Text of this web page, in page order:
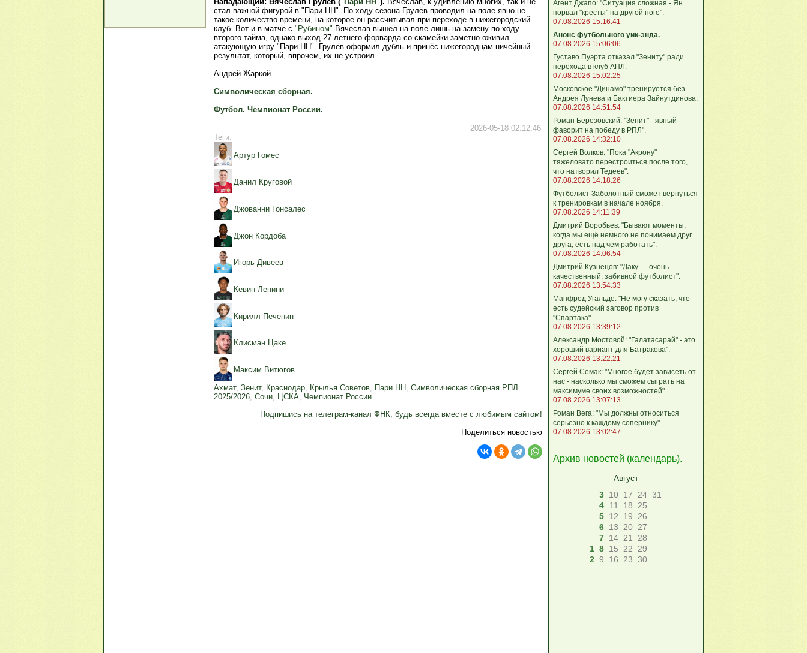
стал важной фигурой в "Пари НН". По ходу сезона Грулёв проводил на поле явно не
такое количество времени, на которое он рассчитывал при переходе в нижегородский
клуб. Вот и в матче с "Рубином" Вячеслав вышел на поле лишь на замену по ходу
второго тайма, однако выход 27-летнего форварда со скамейки заметно оживил
атакующую игру "Пари НН". Грулёв оформил дубль и принёс нижегородцам ничейный
результат, который, впрочем, их не устроил.
Андрей Жаркой.
Символическая сборная.
Футбол. Чемпионат России.
2026-05-18 02:12:46
Теги:
Артур Гомес
Данил Круговой
Джованни Гонсалес
Джон Кордоба
Игорь Дивеев
Кевин Ленини
Кирилл Печенин
Клисман Цаке
Максим Витюгов
Ахмат, Зенит, Краснодар, Крылья Советов, Пари НН , Символическая сборная РПЛ
2025/2026, Сочи, ЦСКА, Чемпионат России
Подпишись на телеграм-канал ФНК, будь всегда вместе с любимым сайтом!
Поделиться новостью
Агент Джапо: "Ситуация сложная - Ян
порвал "кресты" на другой ноге".
07.08.2026 15:16:41
Анонс футбольного уик-энда.
07.08.2026 15:06:06
Густаво Пуэрта отказал "Зениту" ради
перехода в клуб АПЛ.
07.08.2026 15:02:25
Московское "Динамо" тренируется без
Андрея Лунева и Бактиера Зайнутдинова.
07.08.2026 14:51:54
Роман Березовский: "Зенит" - явный
фаворит на победу в РПЛ".
07.08.2026 14:32:10
Сергей Волков: "Пока "Акрону"
тяжеловато перестроиться после того,
что натворил Тедеев".
07.08.2026 14:18:26
Футболист Заболотный сможет вернуться
к тренировкам в начале ноября.
07.08.2026 14:11:39
Дмитрий Воробьев: "Бывают моменты,
когда мы ещё немного не понимаем друг
друга, есть над чем работать".
07.08.2026 14:06:54
Дмитрий Кузнецов: "Даку — очень
качественный, забивной футболист".
07.08.2026 13:54:33
Манфред Угальде: "Не могу сказать, что
есть судейский заговор против
"Спартака".
07.08.2026 13:39:12
Александр Мостовой: "Галатасарай" - это
хороший вариант для Батракова".
07.08.2026 13:22:21
Сергей Семак: "Многое будет зависеть от
нас - насколько мы сможем сыграть на
максимуме своих возможностей".
07.08.2026 13:07:13
Роман Вега: "Мы должны относиться
серьезно к каждому сопернику".
07.08.2026 13:02:47
Архив новостей (календарь).
Август
3 10 17 24 31
4
11 18
25
5 12 19
26
6 13 20 27
7 14 21
28
1 8 15 22
29
2 9 16 23 30